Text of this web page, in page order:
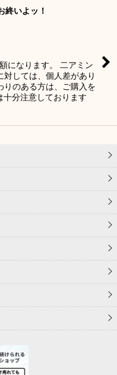
終いよッ！
になります。 二アミン
対しては、個人差があり
りのある方は、ご購入を
分注意しております